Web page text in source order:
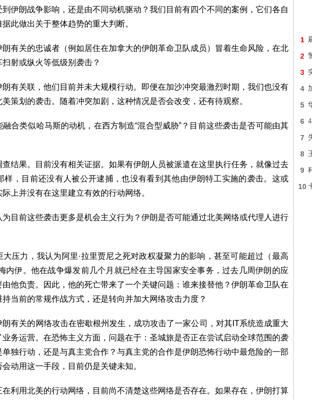
伊朗战争影响，还是由不同动机驱动？我们目前有四个不同的案例，它们各自
此做出关于整体趋势的重大判断。
朗有关的忠诚者（例如居住在加拿大的伊朗革命卫队成员）冒着生命风险，在北
射或纵火等低级别袭击？
有关联，他们目前并未大规模行动。即便在加沙冲突最激烈时期，我们也没有
策划的袭击。随着冲突加剧，这种情况是否会改变，还有待观察。
合类似哈马斯的动机，在西方制造“混合型威胁”？目前这些袭击是否可能由其
结果。目前没有相关证据。如果有伊朗人员被派遣在这里执行任务，就像过去
样，目前还没有人被公开逮捕，也没有看到其他由伊朗特工实施的袭击。这或
上并没有在这里建立有效的行动网络。
目前这些袭击更多是机会主义行为？伊朗是否可能通过北美网络或代理人进行
大压力，我认为阿里·拉里贾尼之死对政权凝聚力的影响，甚至可能超过（最高
内伊。他在战争爆发前几个月就已经在主导国家安全事务，过去几周伊朗的应
由他负责。因此，他的死亡带来了一个关键问题：谁来接替他？伊朗革命卫队在
当前的常规作战方式，还是转向并加大网络攻击力度？
朗有关的网络攻击在密歇根州发生，成功攻击了一家公司，对其IT系统造成重大
务运营。在恐怖主义方面，问题在于：圣城旅是否正在尝试启动全球范围的袭
独行动，还是与真主党合作？与真主党的合作是伊朗恐怖行动中最危险的一部
动用这一手段，目前仍是关键未知。
利用北美的行动网络，目前尚不清楚这些网络是否存在。如果存在，伊朗打算
1
2
3
4
5
6
7
8
9
10